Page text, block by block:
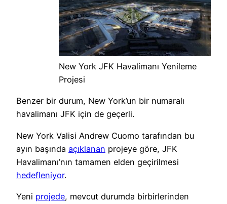
New York JFK Havalimanı Yenileme
Projesi
Benzer bir durum, New York’un bir numaralı
havalimanı JFK için de geçerli.
New York Valisi Andrew Cuomo tarafından bu
ayın başında açıklanan projeye göre, JFK
Havalimanı’nın tamamen elden geçirilmesi
hedefleniyor.
Yeni projede, mevcut durumda birbirlerinden